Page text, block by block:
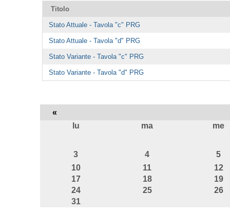
Titolo
Stato Attuale - Tavola "c" PRG
Stato Attuale - Tavola "d" PRG
Stato Variante - Tavola "c" PRG
Stato Variante - Tavola "d" PRG
«
lu ma me
3 4
5
10
11
12
17
18
19
24
25
26
31